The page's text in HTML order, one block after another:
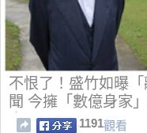
不恨了！盛竹如曝
聞 今擁「數億身家
光蛋
1191觀看